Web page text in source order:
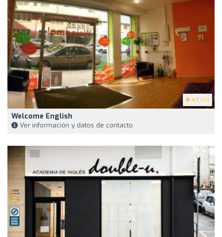
4.7 (13)
Welcome English
Ver información y datos de contacto